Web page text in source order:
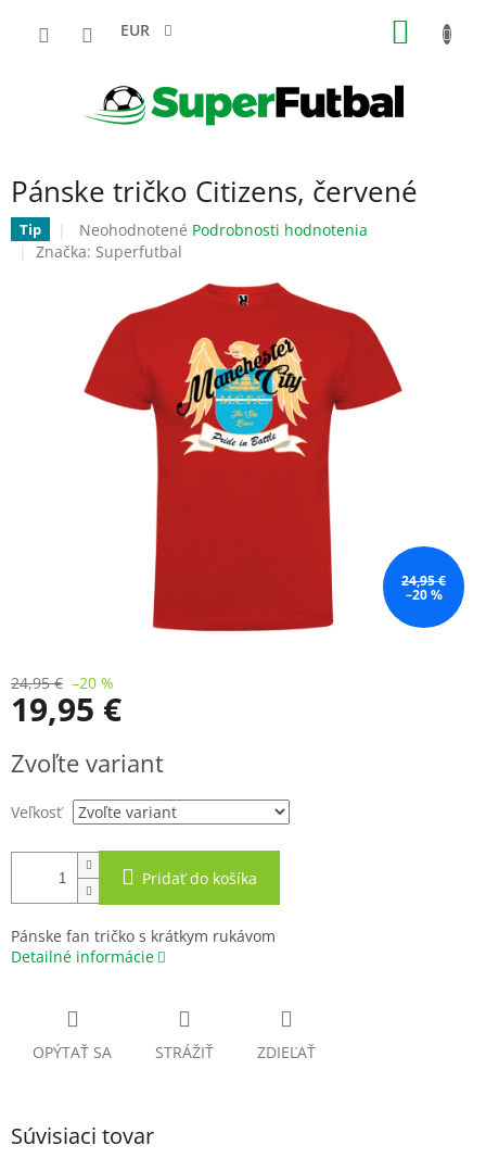
EUR
Pánske tričko Citizens, červené
Tip
Priemerné
hodnotenie
hviezdičiek.
Neohodnotené Podrobnosti hodnotenia
Značka: Superfutbal
24,95 €
–20 %
24,95 € –20 %
19,95 €
cena:
Zvoľte variant
Veľkosť
Pridať do košíka
Pánske fan tričko s krátkym rukávom
Detailné informácie
OPÝTAŤ SA STRÁŽIŤ ZDIEĽAŤ
Súvisiaci tovar